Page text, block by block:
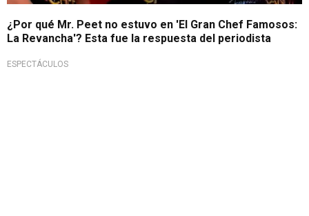
¿Por qué Mr. Peet no estuvo en 'El Gran Chef Famosos:
La Revancha'? Esta fue la respuesta del periodista
ESPECTÁCULOS